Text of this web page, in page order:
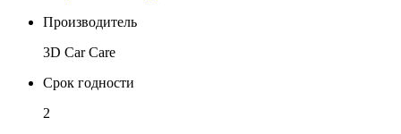
Производитель
3D Car Care
Срок годности
2